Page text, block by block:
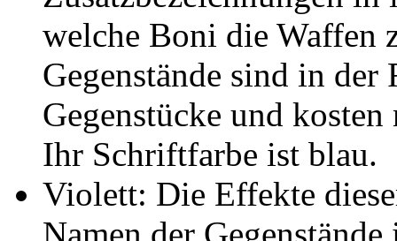
welche Boni die Waffen
Gegenstände sind in der
Gegenstücke und
Ihr Schriftfarbe ist blau.
Violett: Die Effekte